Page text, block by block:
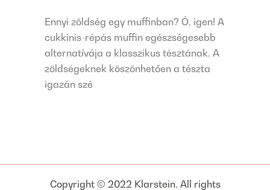
Ennyi zöldség egy muffinban? Ó, igen! A
cukkinis-répás muffin egészségesebb
alternatívája a klasszikus tésztának. A
zöldségeknek köszönhetően a tészta
igazán szé
Copyright © 2022 Klarstein. All rights